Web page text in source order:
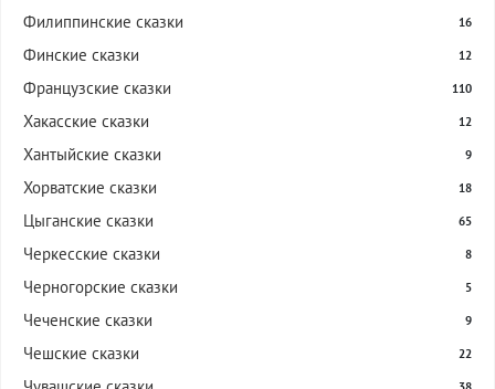
Филиппинские сказки 16
Финские сказки 12
Французские сказки 110
Хакасские сказки 12
Хантыйские сказки 9
Хорватские сказки 18
Цыганские сказки 65
Черкесские сказки 8
Черногорские сказки 5
Чеченские сказки 9
Чешские сказки 22